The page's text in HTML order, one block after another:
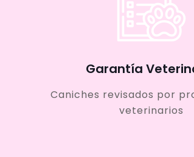
Garantía
Caniches revisados por
veterinarios